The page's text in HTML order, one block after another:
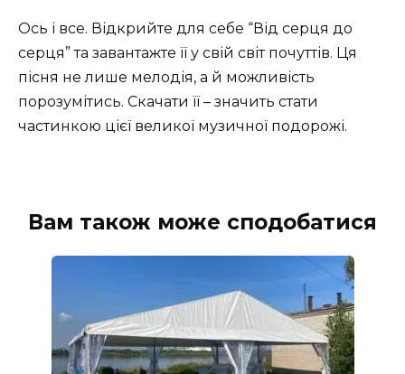
Ось і все. Відкрийте для себе “Від серця до
серця” та завантажте її у свій світ почуттів. Ця
пісня не лише мелодія, а й можливість
порозумітись. Скачати її – значить стати
частинкою цієї великої музичної подорожі.
Вам також може сподобатися